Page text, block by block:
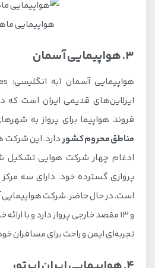
هواپیمایی
3. هواپیمایی آسمان
فروند هواپیما برای پرواز به
مناطق محروم کشور
ادغام چهار شرکت هوایی
پروازی گسترده خود، دارای سه
و 13 مقصد خارجی پرواز دارد و با
تجربه‌ای ایمن و راحت برای مسافران